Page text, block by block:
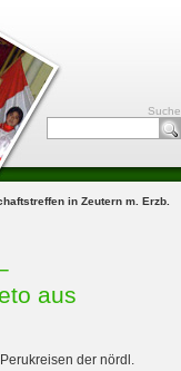
Suche
in Zeutern m. Erzb.
aus
der nördl.